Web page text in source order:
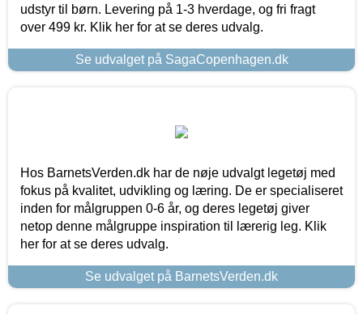
udstyr til børn. Levering på 1-3 hverdage, og fri fragt
over 499 kr. Klik her for at se deres udvalg.
Se udvalget på SagaCopenhagen.dk
Hos BarnetsVerden.dk har de nøje udvalgt legetøj med
fokus på kvalitet, udvikling og læring. De er specialiseret
inden for målgruppen 0-6 år, og deres legetøj giver
netop denne målgruppe inspiration til lærerig leg. Klik
her for at se deres udvalg.
Se udvalget på BarnetsVerden.dk